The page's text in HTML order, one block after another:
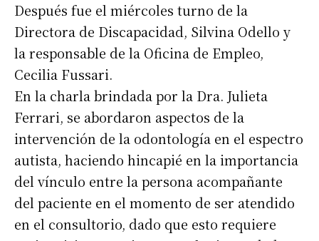
Después fue el miércoles turno de la
Directora de Discapacidad, Silvina Odello y
la responsable de la Oficina de Empleo,
Cecilia Fussari.
En la charla brindada por la Dra. Julieta
Ferrari, se abordaron aspectos de la
intervención de la odontología en el espectro
autista, haciendo hincapié en la importancia
del vínculo entre la persona acompañante
del paciente en el momento de ser atendido
en el consultorio, dado que esto requiere